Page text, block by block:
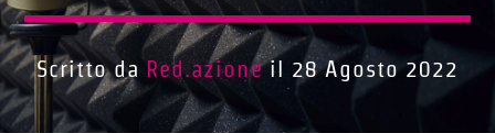
Traccia corrente
Scritto da Red.azioneil 28 Agosto 2022